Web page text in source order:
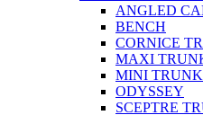
ANGLED
BENCH
CORNICE
MAXI
MINI
ODYSSEY
SCEPTRE